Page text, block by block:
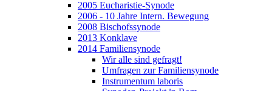
2005 Eucharistie-Synode
2006 - 10 Jahre Intern. Bewegung
2008 Bischofssynode
2013 Konklave
2014 Familiensynode
Wir alle sind gefragt!
Umfragen zur Familiensynode
Instrumentum laboris